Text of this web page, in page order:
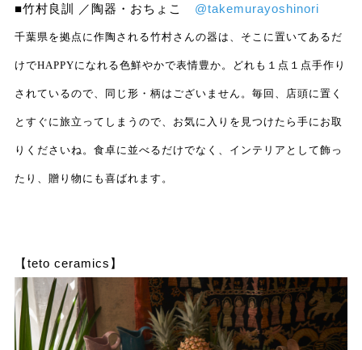
■竹村良訓 ／陶器・おちょこ @takemurayoshinori
千葉県を拠点に作陶される竹村さんの器は、そこに置いてあるだ
けでHAPPYになれる色鮮やかで表情豊か。どれも１点１点手作り
されているので、同じ形・柄はございません。毎回、店頭に置く
とすぐに旅立ってしまうので、お気に入りを見つけたら手にお取
りくださいね。食卓に並べるだけでなく、インテリアとして飾っ
たり、贈り物にも喜ばれます。
【teto ceramics】